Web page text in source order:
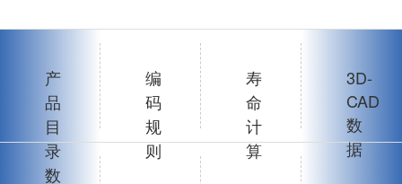
产
品
目
录
数
编
码
规
则
寿
命
计
算
3D-
CAD
数
据